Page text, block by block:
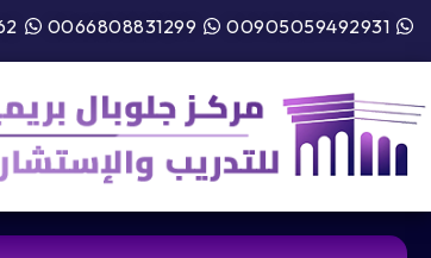
00905059492931
0066808831299